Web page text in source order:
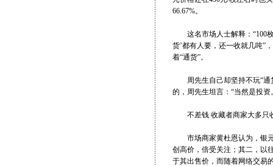
66.67%。
这名市场人士解释：“100枚
货’都有人要，还一收就几吨”
着“通货”。
周先生自己却坚持不玩“通
的，周先生坦言：“当然是投
不差钱 收藏者商家大多只
市场商家黄杜恩认为，银元
创高价，倍受关注；其二，以
于其出售价，而随着网络交易